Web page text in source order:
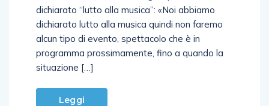
affidato al teatro Verdi. Ragion per cui è stato
dichiarato “lutto alla musica”: «Noi abbiamo
dichiarato lutto alla musica quindi non faremo
alcun tipo di evento, spettacolo che è in
programma prossimamente, fino a quando la